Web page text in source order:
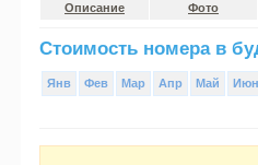
Описание Фото
Стоимость номера в
Янв Фев Мар Апр Май Июн